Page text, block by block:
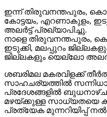
ഇന്ന് തിരുവനന്തപുരം,
കോട്ടയം, എറണാകുളം,
അലര്‍ട്ട് പ്രഖ്യാപിച്ചു.
നാളെ തിരുവനന്തപുരം,
ഇടുക്കി, മലപ്പുറം
ജില്ലകളും യെല്ലോ
ശബരിമല മകരവിളക്ക്
സാഹചര്യത്തില്‍
പ്രദേശങ്ങളില്‍ ബുധനാഴ്ച
മഴയ്ക്കുള്ള സാധ്യതയെ
പ്രത്യേക മുന്നറിയിപ്പ്